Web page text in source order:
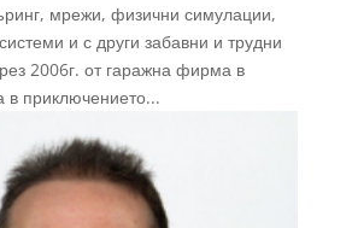
мрежи, физични симулации,
и с други забавни и трудни
2006г. от гаражна фирма в
в приключението...